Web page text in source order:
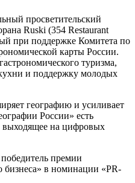
просветительский
Ruski (354 Restaurant
при поддержке Комитета по
карты России.
туризма,
и поддержку молодых
географию и усиливает
России» есть
выходящее на цифровых
премии
бизнеса» в номинации «PR-